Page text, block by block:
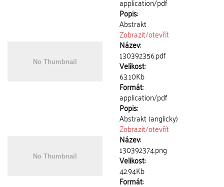
Popis:
Abstrakt
Zobrazit/otevřít
Název:
130392356.pdf
Velikost:
63.10Kb
Formát:
application/pdf
Popis:
Abstrakt (anglicky)
Zobrazit/otevřít
Název:
130392374.png
Velikost:
42.94Kb
Formát: